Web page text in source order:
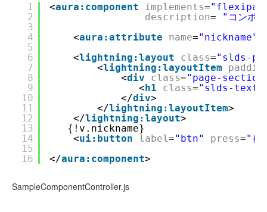
1
2
3
4
5
6
7
8
9
10
11
12
13
14
15
16
<aura:component implements=
description=
"コンポ
<aura:attribute name="nickname"
<lightning:layout class="slds-
<lightning:layoutItem
<div class="page-section
<h1 class="slds-text-
</div>
</lightning:layoutItem>
</lightning:layout>
{!v.nickname}
<ui:button label ="btn" press=
</aura:component>
SampleComponentController.js